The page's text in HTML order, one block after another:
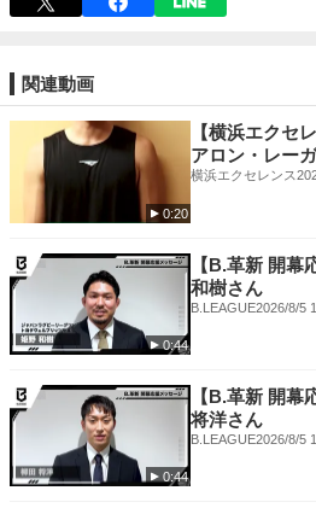
改めましてクラブにとって欠かせない歴史
関連動画
0:20
【横浜エクセ
アロン・レー
横浜エクセレンス
0:44
【B.革新 開
和樹さん
B.LEAGUE2026/8/5
0:44
【B.革新 開幕
将洋さん
B.LEAGUE2026/8/5